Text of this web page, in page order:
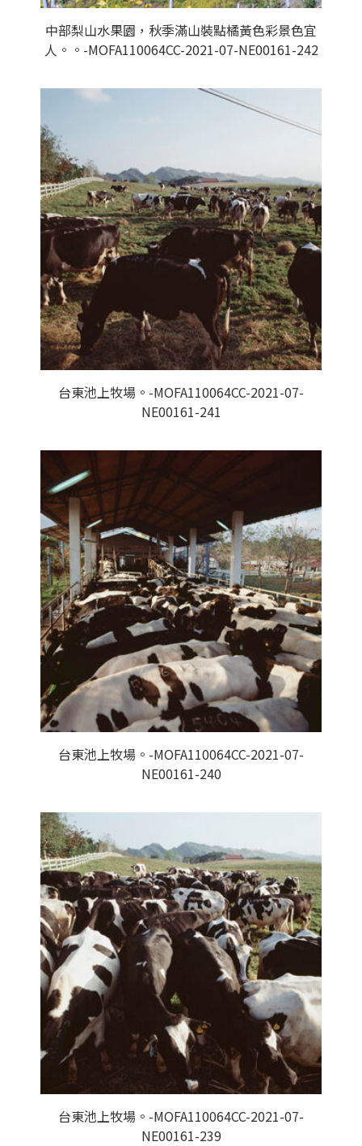
中部梨山水果園，秋季滿山裝點橘黃色彩景色宜
人。。-MOFA110064CC-2021-07-NE00161-242
台東池上牧場。-MOFA110064CC-2021-07-
NE00161-241
台東池上牧場。-MOFA110064CC-2021-07-
NE00161-240
台東池上牧場。-MOFA110064CC-2021-07-
NE00161-239